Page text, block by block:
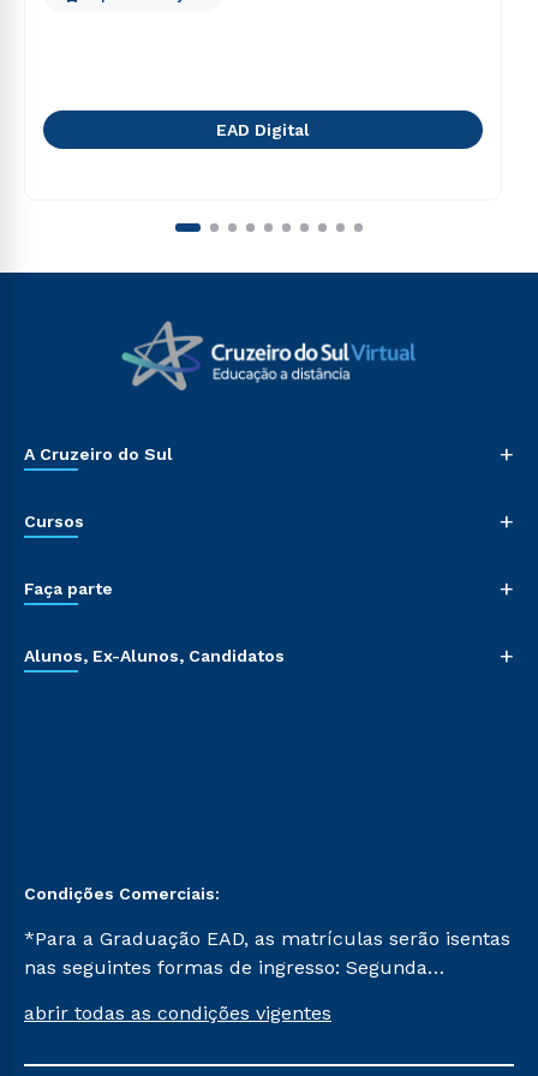
EAD Digital
A Cruzeiro do Sul +
Cursos +
Faça parte +
Alunos, Ex-Alunos, Candidatos +
Condições Comerciais:
*Para a Graduação EAD, as matrículas serão isentas
nas seguintes formas de ingresso: Segunda
Já para as demais, a taxa de matrícula será de R$
abrir todas as condições vigentes